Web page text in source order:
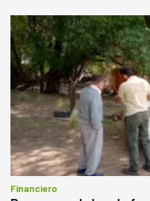
Financiero